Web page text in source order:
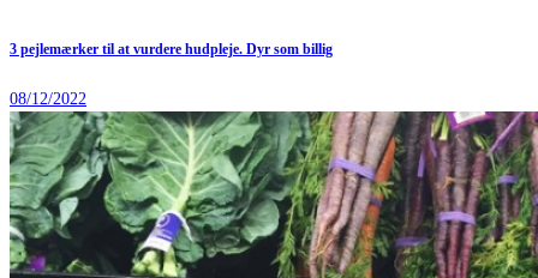
3 pejlemærker til at vurdere hudpleje. Dyr som billig
08/12/2022